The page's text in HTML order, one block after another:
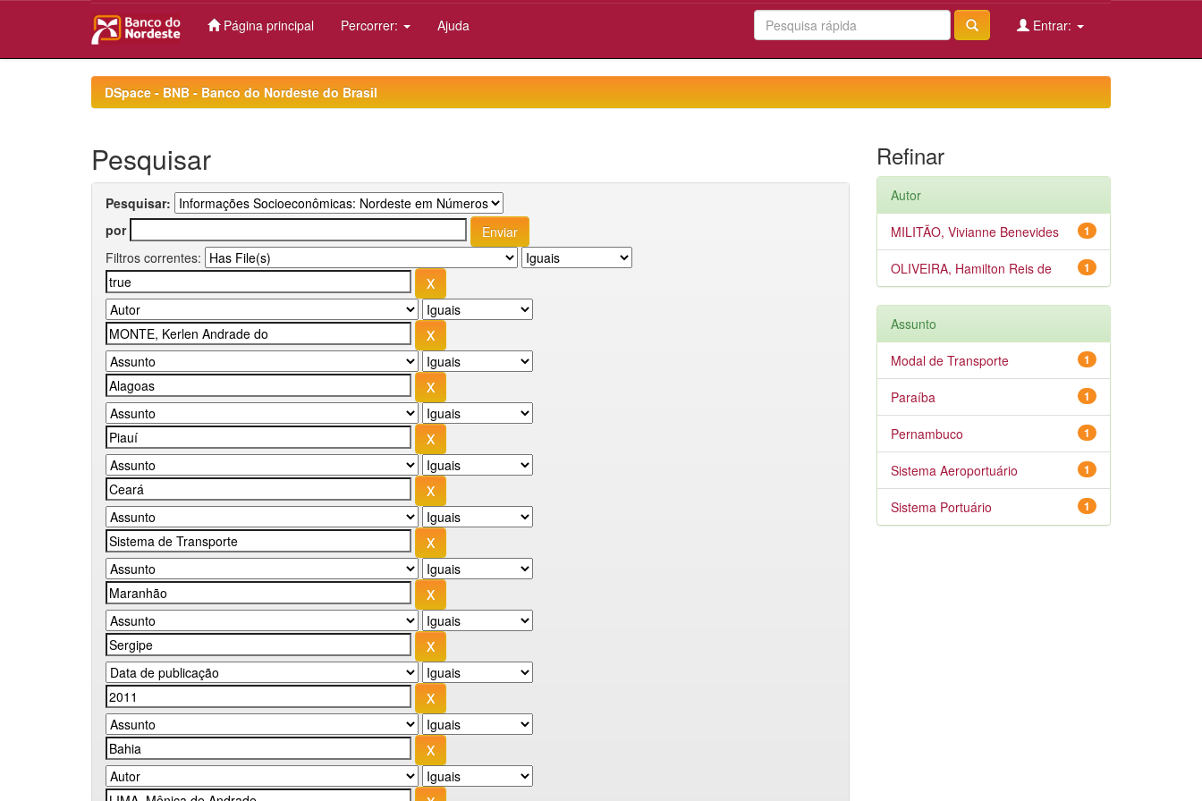
Página principal Percorrer: Ajuda Entrar:
DSpace - BNB - Banco do Nordeste do Brasil
Pesquisar
Pesquisar:
por
Filtros correntes:
Refinar
Autor
1
MILITÃO, Vivianne Benevides
1
OLIVEIRA, Hamilton Reis de
Assunto
1
Modal de Transporte
1
Paraíba
1
Pernambuco
1
Sistema Aeroportuário
1
Sistema Portuário